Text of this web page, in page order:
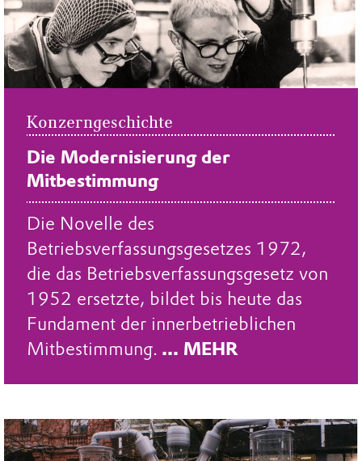
Konzerngeschichte
Die Modernisierung der
Mitbestimmung
Die Novelle des
Betriebsverfassungsgesetzes 1972,
die das Betriebsverfassungsgesetz von
1952 ersetzte, bildet bis heute das
Fundament der innerbetrieblichen
Mitbestimmung. ... MEHR